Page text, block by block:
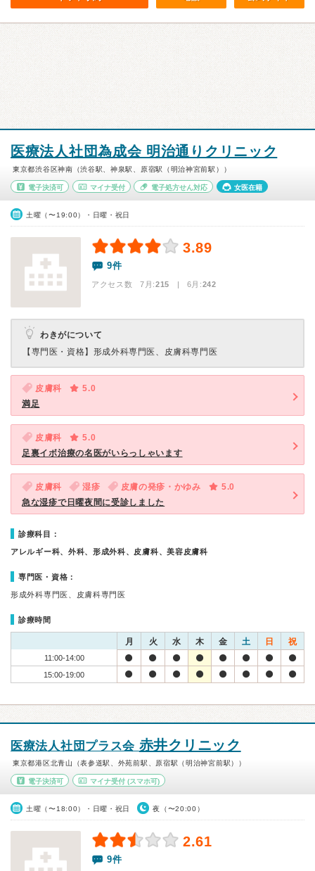
医療法人社団為成会 明治通りクリニック
東京都渋谷区神南（渋谷駅、神泉駅、原宿駅（明治神宮前駅））
電子決済可 マイナ受付 電子処方せん対応 女医在籍
土曜（〜19:00）・日曜・祝日
3.89
9件
アクセス数 7月:215 | 6月:242
わきがについて
【専門医・資格】 形成外科専門医、皮膚科専門医
皮膚科
5.0
満足
皮膚科
5.0
足裏イボ治療の名医がいらっしゃいます
皮膚科 湿疹 皮膚の発疹・かゆみ
5.0
急な湿疹で日曜夜間に受診しました
診療科目：
アレルギー科、外科、形成外科、皮膚科、美容皮膚科
専門医・資格：
形成外科専門医、皮膚科専門医
診療時間
月 火 水 木 金 土 日 祝
11:00-14:00
15:00-19:00
医療法人社団プラス会 赤井クリニック
東京都港区北青山（表参道駅、外苑前駅、原宿駅（明治神宮前駅））
電子決済可 マイナ受付(スマホ可)
土曜（〜18:00）・日曜・祝日 夜（〜20:00）
2.61
9件